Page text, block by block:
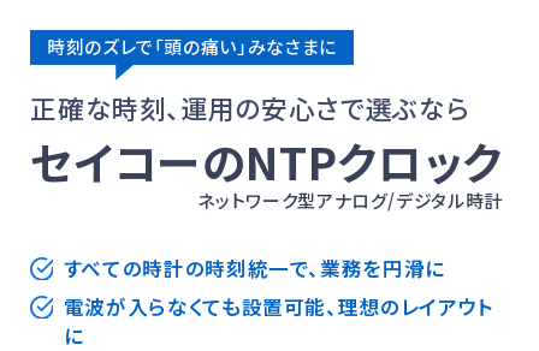
時刻のズレで「頭の痛い」みなさまに
正確な時刻、運用の安心さで選ぶなら
セイコーのNTPクロック
ネットワーク型アナログ/デジタル時計
すべての時計の時刻統一で、業務を円滑に
電波が入らなくても設置可能、理想のレイアウト
に